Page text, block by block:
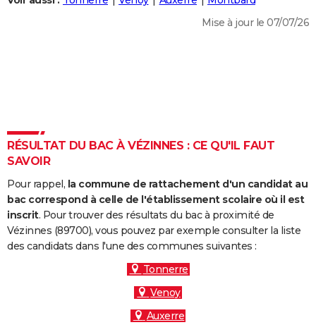
DICTIONNAIRE
Dictionnaire
Biographies
Citations
Expressions
Proverbes
PROGRAMME TV
COPAINS D'AVANT
S'inscrire
Se connecter
Lycées
Collèges
Primaires
Universités
Entreprises
Service militaire
Avis de recherche
AVIS DE DÉCÈS
FORUM
Mise à jour le 07/07/26
RÉSULTAT DU BAC À VÉZINNES : CE QU'IL FAUT
SAVOIR
Pour rappel, la commune de rattachement d'un candidat au
bac correspond à celle de l'établissement scolaire où il est
inscrit. Pour trouver des résultats du bac à proximité de
Vézinnes (89700), vous pouvez par exemple consulter la liste
des candidats dans l'une des communes suivantes :
Tonnerre
Venoy
Auxerre